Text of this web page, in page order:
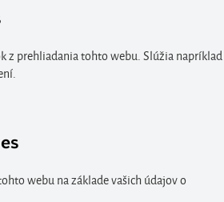
z prehliadania tohto webu. Slúžia napríklad
webu na základe vašich údajov o